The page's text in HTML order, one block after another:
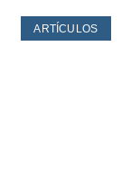
ARTÍCULOS